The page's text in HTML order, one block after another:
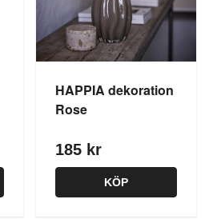
HAPPIA dekoration
Rose
185 kr
KÖP